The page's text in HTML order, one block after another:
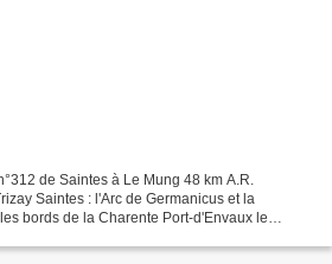
de Saintes à Le Mung 48 km A.R.
Saintes : l'Arc de Germanicus et la
bords de la Charente Port-d'Envaux le